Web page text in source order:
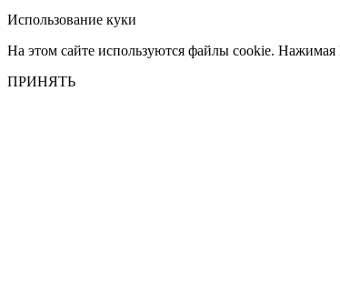
Использование куки
На этом сайте используются файлы cookie.
ПРИНЯТЬ